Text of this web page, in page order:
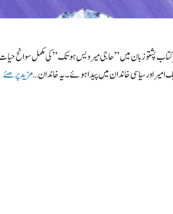
کتاب پشتو زبان میں ” حاجی میرویس ہوتک” کی مکمل سوانح
مزید پرھئے